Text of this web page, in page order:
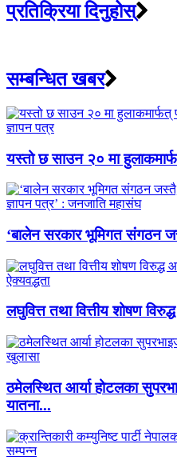
प्रतिक्रिया दिनुहोस्
सम्बन्धित खबर
यस्तो छ साउन २० मा
‘बालेन सरकार भूमिगत संगठन
लघुवित्त तथा वित्तीय शोषण
ठमेलस्थित आर्या होटलका
यातना...